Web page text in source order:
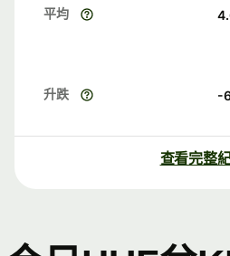
平均
升跌 -
查看完整